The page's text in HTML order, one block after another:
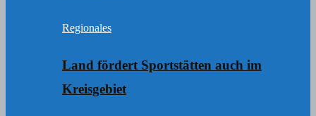
Regionales
Land fördert Sportstätten auch im
Kreisgebiet